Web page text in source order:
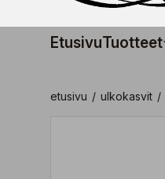
EtusivuTuotteet
etusivu / ulkokasvit /